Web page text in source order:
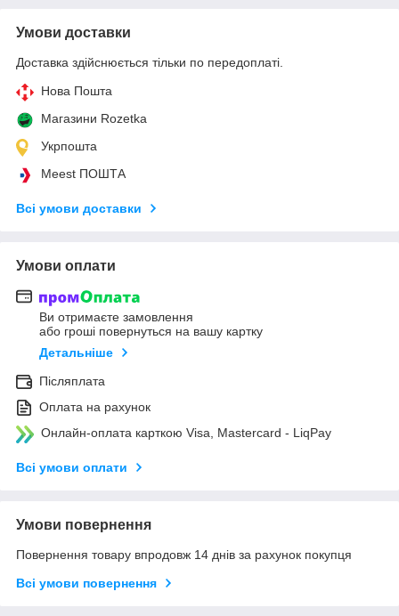
Умови доставки
Доставка здійснюється тільки по передоплаті.
Нова Пошта
Магазини Rozetka
Укрпошта
Meest ПОШТА
Всі умови доставки
Умови оплати
Ви отримаєте замовлення
або гроші повернуться на вашу картку
Детальніше
Післяплата
Оплата на рахунок
Онлайн-оплата карткою Visa, Mastercard - LiqPay
Всі умови оплати
Умови повернення
Повернення товару впродовж 14 днів за рахунок покупця
Всі умови повернення